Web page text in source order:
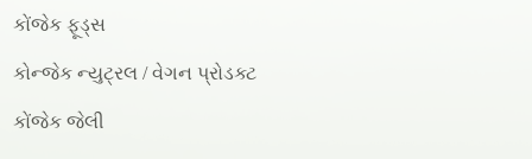
કોંજેક ફૂડ્સ
કોન્જેક ન્યુટ્રલ / વેગન પ્રોડક્ટ
કોંજેક જેલી